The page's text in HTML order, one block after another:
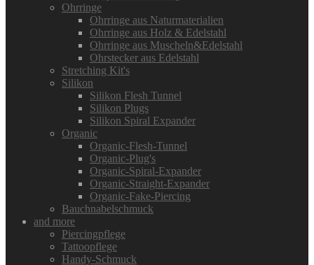
Ohrringe
Ohrringe aus Naturmaterialien
Ohrringe aus Holz & Edelstahl
Ohrringe aus Muscheln&Edelstahl
Ohrstecker aus Edelstahl
Stretching Kit's
Silikon
Silikon Flesh Tunnel
Silikon Plugs
Silikon Spiral Expander
Organic
Organic-Flesh-Tunnel
Organic-Plug's
Organic-Spiral-Expander
Organic-Straight-Expander
Organic-Fake-Piercing
Bauchnabelschmuck
and more
Piercingpflege
Tattoopflege
Handy-Schmuck